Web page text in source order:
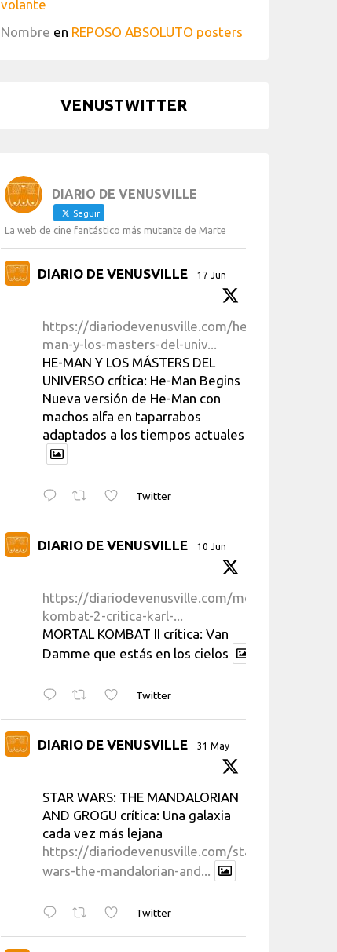
volante
Nombre en REPOSO ABSOLUTO posters
VENUSTWITTER
DIARIO DE VENUSVILLE
Seguir
La web de cine fantástico más mutante de Marte
DIARIO DE VENUSVILLE 17 Jun
https://diariodevenusville.com/he-
man-y-los-masters-del-univ...
HE-MAN Y LOS MÁSTERS DEL
UNIVERSO crítica: He-Man Begins
Nueva versión de He-Man con
machos alfa en taparrabos
adaptados a los tiempos actuales
Twitter
DIARIO DE VENUSVILLE 10 Jun
https://diariodevenusville.com/mortal-
kombat-2-critica-karl-...
MORTAL KOMBAT II crítica: Van
Damme que estás en los cielos
Twitter
DIARIO DE VENUSVILLE 31 May
STAR WARS: THE MANDALORIAN
AND GROGU crítica: Una galaxia
cada vez más lejana
https://diariodevenusville.com/star-
wars-the-mandalorian-and...
Twitter